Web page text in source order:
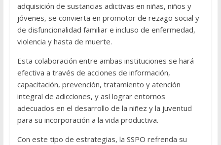
adquisición de sustancias adictivas en niñas, niños y
jóvenes, se convierta en promotor de rezago social y
de disfuncionalidad familiar e incluso de enfermedad,
violencia y hasta de muerte.
Esta colaboración entre ambas instituciones se hará
efectiva a través de acciones de información,
capacitación, prevención, tratamiento y atención
integral de adicciones, y así lograr entornos
adecuados en el desarrollo de la niñez y la juventud
para su incorporación a la vida productiva.
Con este tipo de estrategias, la SSPO refrenda su